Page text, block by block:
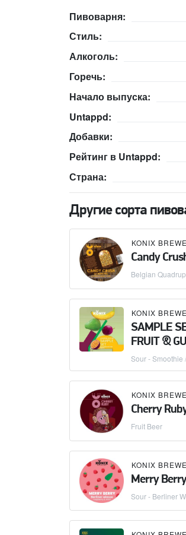
Пивоварня:
Стиль:
Алкоголь:
Горечь:
Начало выпуска:
Untappd:
Добавки:
Рейтинг в Untappd:
Страна:
Другие сорта
KONIX
Candy
Belgian
KONIX
SAMPLE
FRUIT &
Sour - Smoothie
KONIX
Cherry
Fruit Beer
KONIX
Merry Berry
Sour - Berliner